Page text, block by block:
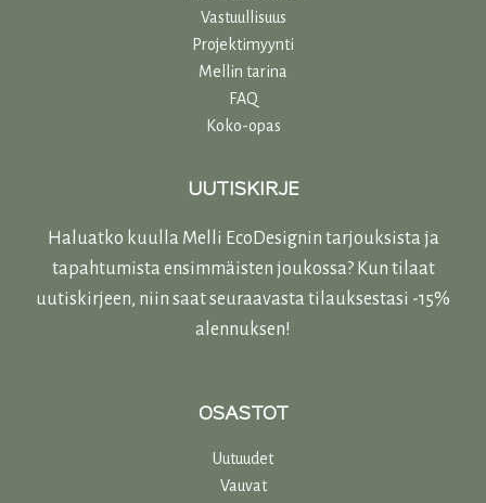
Vastuullisuus
Projektimyynti
Mellin tarina
FAQ
Koko-opas
UUTISKIRJE
Haluatko kuulla Melli EcoDesignin tarjouksista ja
tapahtumista ensimmäisten joukossa? Kun tilaat
uutiskirjeen, niin saat seuraavasta tilauksestasi -15%
alennuksen!
OSASTOT
Uutuudet
Vauvat